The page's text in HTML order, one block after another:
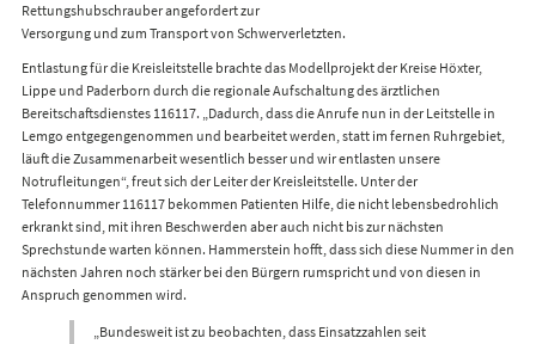
Rettungshubschrauber angefordert zur
Versorgung und zum Transport von Schwerverletzten.
Entlastung für die Kreisleitstelle brachte das Modellprojekt der Kreise Höxter,
Lippe und Paderborn durch die regionale Aufschaltung des ärztlichen
Bereitschaftsdienstes 116117. „Dadurch, dass die Anrufe nun in der Leitstelle in
Lemgo entgegengenommen und bearbeitet werden, statt im fernen Ruhrgebiet,
läuft die Zusammenarbeit wesentlich besser und wir entlasten unsere
Notrufleitungen“, freut sich der Leiter der Kreisleitstelle. Unter der
Telefonnummer 116117 bekommen Patienten Hilfe, die nicht lebensbedrohlich
erkrankt sind, mit ihren Beschwerden aber auch nicht bis zur nächsten
Sprechstunde warten können. Hammerstein hofft, dass sich diese Nummer in den
nächsten Jahren noch stärker bei den Bürgern rumspricht und von diesen in
Anspruch genommen wird.
„Bundesweit ist zu beobachten, dass Einsatzzahlen seit